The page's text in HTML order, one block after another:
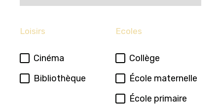
Loisirs
Cinéma
Bibliothèque
Ecoles
Collège
École maternelle
École primaire